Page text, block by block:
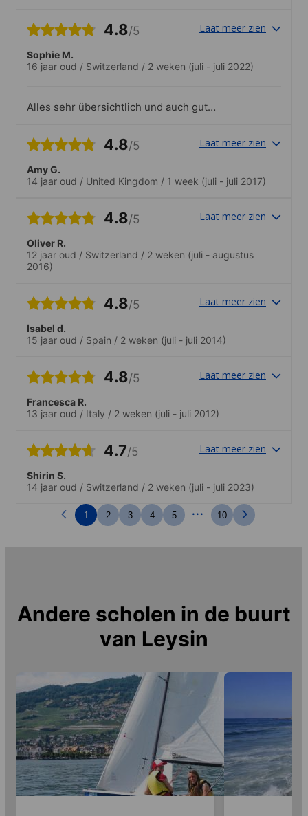
4.8/5 Laat meer zien
Sophie M.
16 jaar oud / Switzerland / 2 weken (juli - juli 2022)
Alles sehr übersichtlich und auch gut
4.8/5 Laat meer zien
Amy G.
14 jaar oud / United Kingdom / 1 week (juli - juli 2017)
4.8/5 Laat meer zien
Oliver R.
12 jaar oud / Switzerland / 2 weken (juli - augustus
2016)
4.8/5 Laat meer zien
Isabel d.
15 jaar oud / Spain / 2 weken (juli - juli 2014)
4.8/5 Laat meer zien
Francesca R.
13 jaar oud / Italy / 2 weken (juli - juli 2012)
4.7/5 Laat meer zien
Shirin S.
14 jaar oud / Switzerland / 2 weken (juli - juli 2023)
1 2 3 4 5 ... 10
Andere scholen in de buurt
van Leysin